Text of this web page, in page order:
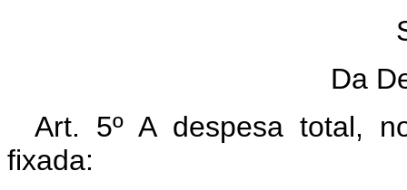
Da
Art. 5º A despesa total,
fixada: